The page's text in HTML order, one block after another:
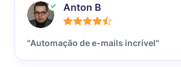
Anton B
"Automação de e-mails incrível"